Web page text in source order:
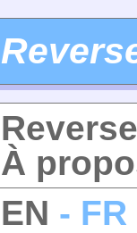
À
EN - FR